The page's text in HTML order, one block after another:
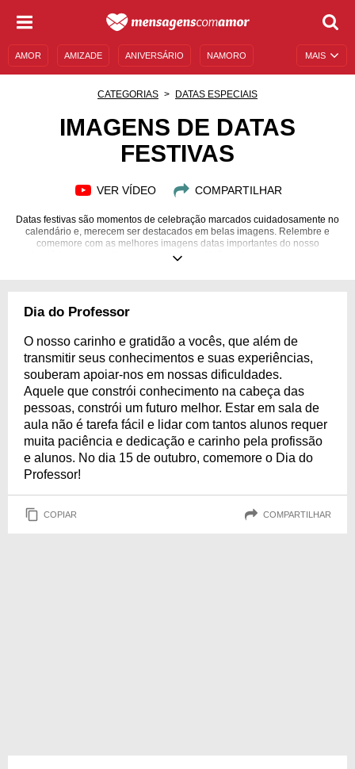
MAIS
AMOR AMIZADE ANIVERSÁRIO NAMORO
MENSAGENS DE ANIVERSÁRIO
CATEGORIAS DATAS ESPECIAIS
IMAGENS DE DATAS
FESTIVAS
VER VÍDEO COMPARTILHAR
Datas festivas são momentos de celebração marcados cuidadosamente no
calendário e, merecem ser destacados em belas imagens. Relembre e
comemore com as melhores imagens datas importantes do nosso
calendário e compartilhe com seus amigos! Não deixe passar em branco
Dia do Professor
O nosso carinho e gratidão a vocês, que além de
transmitir seus conhecimentos e suas experiências,
souberam apoiar-nos em nossas dificuldades.
Aquele que constrói conhecimento na cabeça das
pessoas, constrói um futuro melhor. Estar em sala de
aula não é tarefa fácil e lidar com tantos alunos requer
muita paciência e dedicação e carinho pela profissão
e alunos. No dia 15 de outubro, comemore o Dia do
Professor!
COPIAR COMPARTILHAR